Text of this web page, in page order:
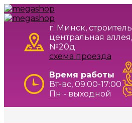
г. Минск,
центральная
№20д
схема проезда
Время работы
Вт-вс, 09:00-17:00
Пн - выходной